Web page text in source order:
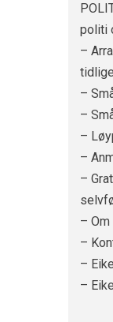
politi
–
–
–
–
–
–
– Om
–
–
–